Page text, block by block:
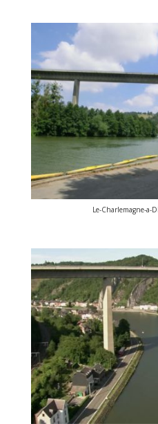
Le-Charlemagne-a-